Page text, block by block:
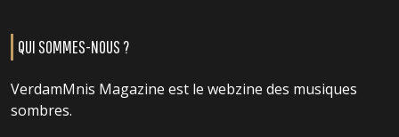
QUI SOMMES-NOUS ?
VerdamMnis Magazine est le webzine des musiques
sombres.